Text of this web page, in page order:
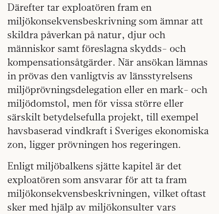
Därefter tar exploatören fram en
miljökonsekvensbeskrivning som ämnar att
skildra påverkan på natur, djur och
människor samt föreslagna skydds- och
kompensationsåtgärder. När ansökan lämnas
in prövas den vanligtvis av länsstyrelsens
miljöprövningsdelegation eller en mark- och
miljödomstol, men för vissa större eller
särskilt betydelsefulla projekt, till exempel
havsbaserad vindkraft i Sveriges ekonomiska
zon, ligger prövningen hos regeringen.
Enligt miljöbalkens sjätte kapitel är det
exploatören som ansvarar för att ta fram
miljökonsekvensbeskrivningen, vilket oftast
sker med hjälp av miljökonsulter vars